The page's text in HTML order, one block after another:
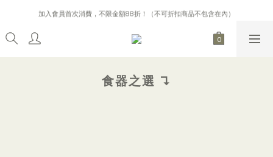
購買指定設計香水，即贈限量日本岡山手作毛衣木偶吊飾
加入會員首次消費，不限金額88折！（不可折扣商品不包含在內）
購買指定設計香水，即贈限量日本岡山手作毛衣木偶吊飾
食器之選 ↴